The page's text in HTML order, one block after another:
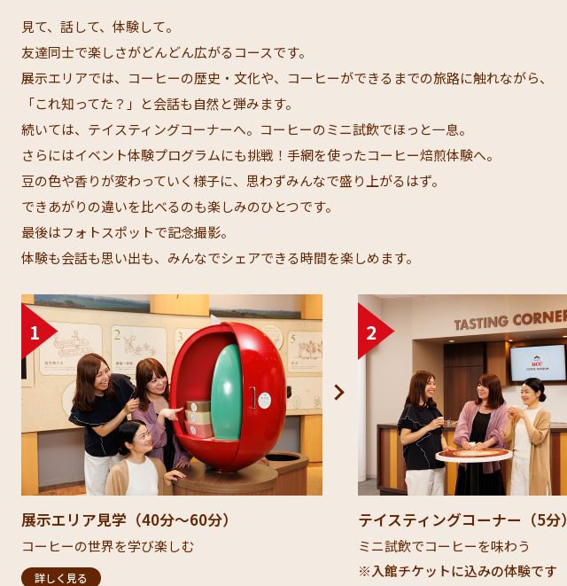
見て、話して、体験して。​
友達同士で楽しさがどんどん広がるコースです。​
展示エリアでは、コーヒーの歴史・文化や、コーヒーができるまでの旅路に触れながら、​
「これ知ってた？」と会話も自然と弾みます。​
続いては、テイスティングコーナーへ。コーヒーのミニ試飲でほっと一息。​
さらにはイベント体験プログラムにも挑戦！手網を使ったコーヒー焙煎体験へ。​
豆の色や香りが変わっていく様子に、思わずみんなで盛り上がるはず。​
できあがりの違いを比べるのも楽しみのひとつです。​
最後はフォトスポットで記念撮影。​
体験も会話も思い出も、みんなでシェアできる時間を楽しめます。​​
展示エリア見学（40分～60分）​
コーヒーの世界を学び楽しむ​
詳しく見る
テイスティングコーナー（5分）
ミニ試飲でコーヒーを味わう
※入館チケットに込みの体験です​